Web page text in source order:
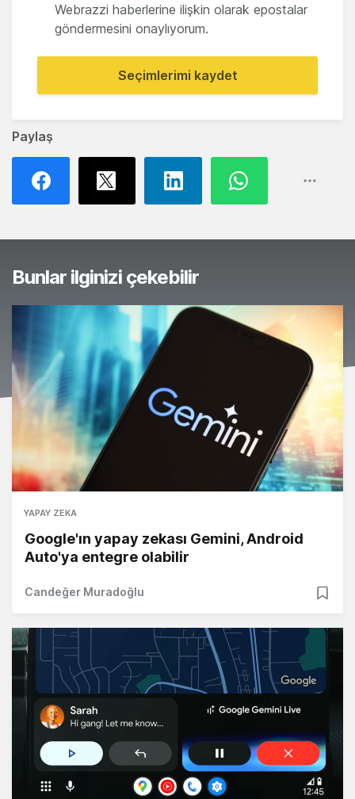
Paylaş
Webrazzi haberlerine ilişkin olarak epostalar
göndermesini onaylıyorum.
Seçimlerimi kaydet
Bunlar ilginizi çekebilir
YAPAY ZEKA
Google'ın yapay zekası Gemini, Android
Auto'ya entegre olabilir
Candeğer Muradoğlu